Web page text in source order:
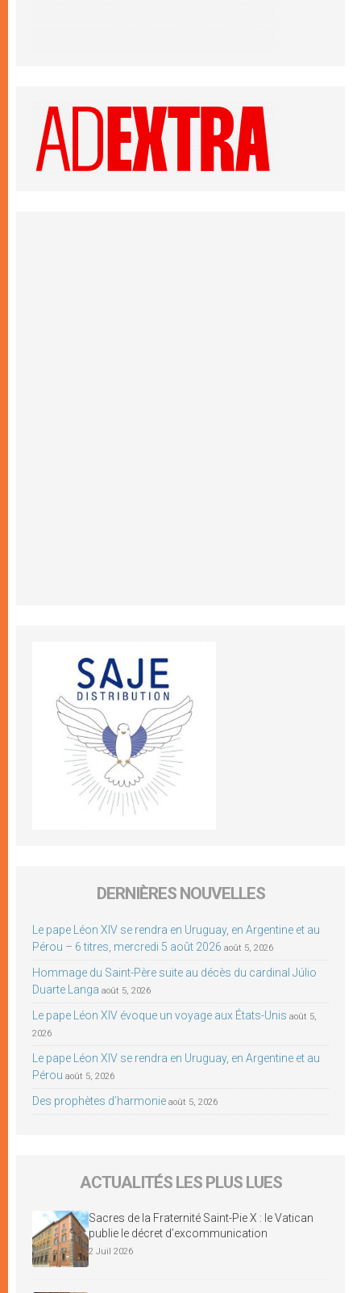
DERNIÈRES NOUVELLES
Le pape Léon XIV se rendra en Uruguay, en Argentine et au
Pérou – 6 titres, mercredi 5 août 2026 août 5, 2026
Hommage du Saint-Père suite au décès du cardinal Júlio
Duarte Langa août 5, 2026
Le pape Léon XIV évoque un voyage aux États-Unis août 5,
2026
Le pape Léon XIV se rendra en Uruguay, en Argentine et au
Pérou août 5, 2026
Des prophètes d’harmonie août 5, 2026
ACTUALITÉS LES PLUS LUES
Sacres de la Fraternité Saint-Pie X : le Vatican
publie le décret d’excommunication
2 Juil 2026